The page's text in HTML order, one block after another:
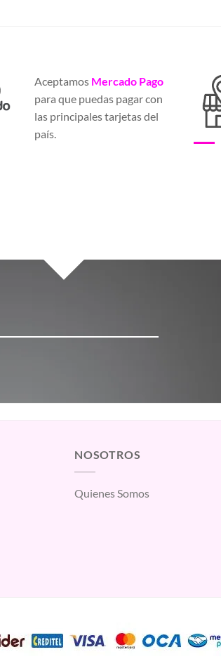
Aceptamos Mercado Pago
para que puedas pagar con
las principales tarjetas del
país.
NOSOTROS
Quienes Somos